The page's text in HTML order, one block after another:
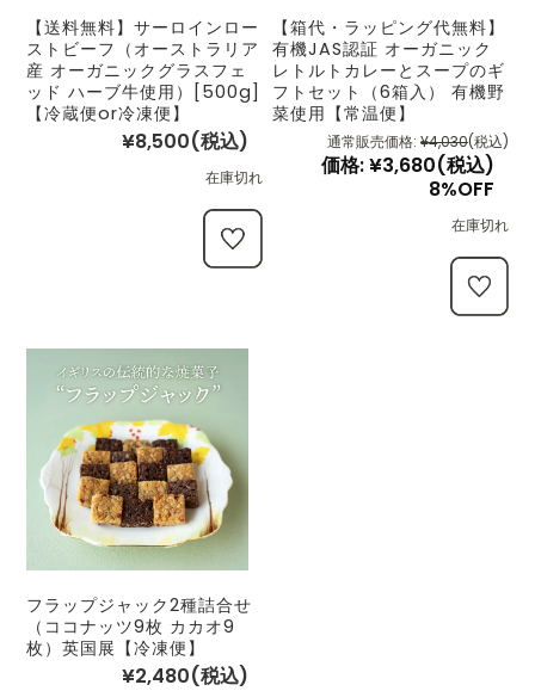
【送料無料】サーロインロー
ストビーフ（オーストラリア
産 オーガニックグラスフェ
ッド ハーブ牛使用）[500g]
【冷蔵便or冷凍便】
¥8,500(税込)
在庫切れ
【箱代・ラッピング代無料】
有機JAS認証 オーガニック
レトルトカレーとスープのギ
フトセット（6箱入） 有機野
菜使用【常温便】
通常販売価格: ¥4,030(税込)
価格:¥3,680(税込)
8%OFF
在庫切れ
フラップジャック2種詰合せ
（ココナッツ9枚 カカオ9
枚）英国展【冷凍便】
¥2,480(税込)